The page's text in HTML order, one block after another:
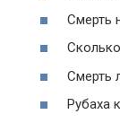
Смерть
Смерть
Рубаха